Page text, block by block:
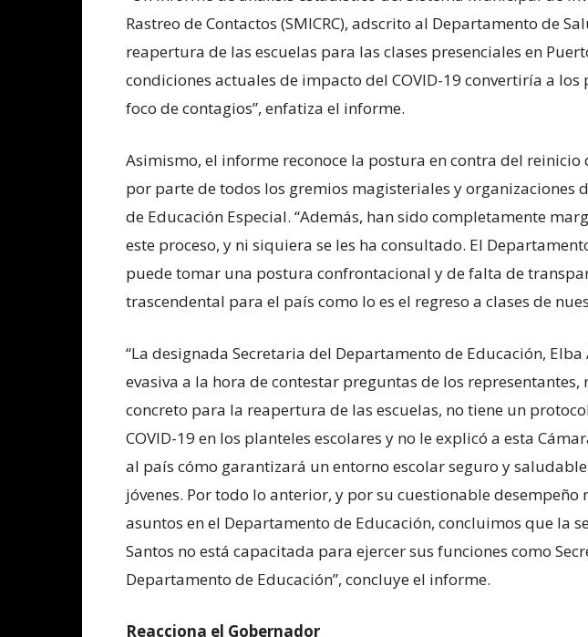
Rastreo de Contactos (SMICRC), adscrito al Departamento de
reapertura de las escuelas para las clases presenciales en
condiciones actuales de impacto del COVID-19 convertiría a los
foco de contagios”, enfatiza el informe.
Asimismo, el informe reconoce la postura en contra del reinicio
por parte de todos los gremios magisteriales y organizaciones
de Educación Especial. “Además, han sido completamente
este proceso, y ni siquiera se les ha consultado. El
puede tomar una postura confrontacional y de falta de
trascendental para el país como lo es el regreso a clases de
“La designada Secretaria del Departamento de Educación, Elba
evasiva a la hora de contestar preguntas de los representantes,
concreto para la reapertura de las escuelas, no tiene un
COVID-19 en los planteles escolares y no le explicó a esta
al país cómo garantizará un entorno escolar seguro y
jóvenes. Por todo lo anterior, y por su cuestionable desempeño
asuntos en el Departamento de Educación, concluimos que la
Santos no está capacitada para ejercer sus funciones como
Departamento de Educación”, concluye el informe.
Reacciona el Gobernador